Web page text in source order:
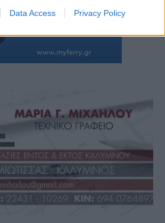
Data Access Privacy Policy